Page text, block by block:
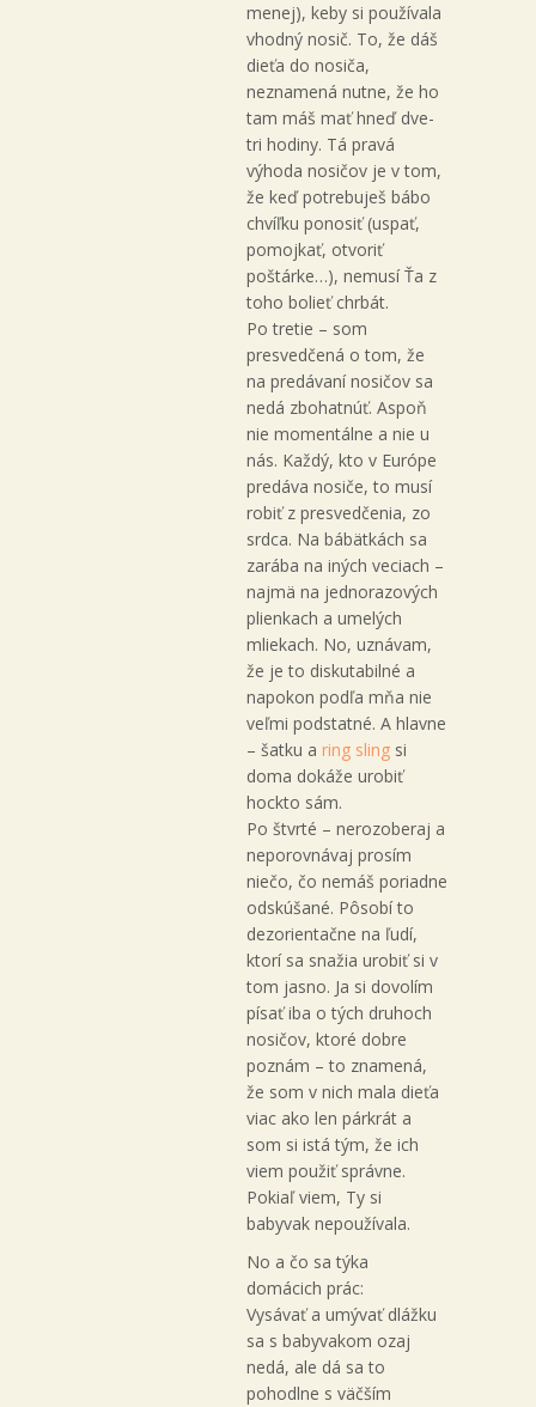
menej), keby si používala
vhodný nosič. To, že dáš
dieťa do nosiča,
neznamená nutne, že ho
tam máš mať hneď dve-
tri hodiny. Tá pravá
výhoda nosičov je v tom,
že keď potrebuješ bábo
chvíľku ponosiť (uspať,
pomojkať, otvoriť
poštárke…), nemusí Ťa z
toho bolieť chrbát.
Po tretie – som
presvedčená o tom, že
na predávaní nosičov sa
nedá zbohatnúť. Aspoň
nie momentálne a nie u
nás. Každý, kto v Európe
predáva nosiče, to musí
robiť z presvedčenia, zo
srdca. Na bábätkách sa
zarába na iných veciach –
najmä na jednorazových
plienkach a umelých
mliekach. No, uznávam,
že je to diskutabilné a
napokon podľa mňa nie
veľmi podstatné. A hlavne
– šatku a ring sling si
doma dokáže urobiť
hockto sám.
Po štvrté – nerozoberaj a
neporovnávaj prosím
niečo, čo nemáš poriadne
odskúšané. Pôsobí to
dezorientačne na ľudí,
ktorí sa snažia urobiť si v
tom jasno. Ja si dovolím
písať iba o tých druhoch
nosičov, ktoré dobre
poznám – to znamená,
že som v nich mala dieťa
viac ako len párkrát a
som si istá tým, že ich
viem použiť správne.
Pokiaľ viem, Ty si
babyvak nepoužívala.
No a čo sa týka
domácich prác:
Vysávať a umývať dlážku
sa s babyvakom ozaj
nedá, ale dá sa to
pohodlne s väčším